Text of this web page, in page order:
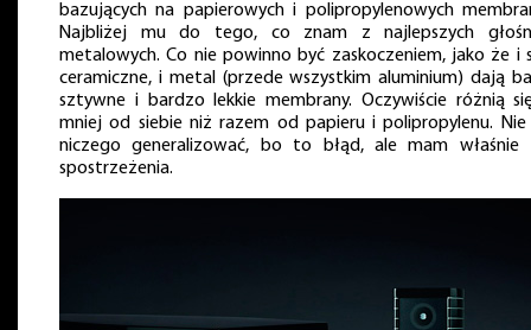
bazujących na papierowych i polipropylenowych
Najbliżej mu do tego, co znam z najlepszych
metalowych. Co nie powinno być zaskoczeniem, jako że i
ceramiczne, i metal (przede wszystkim aluminium) dają
sztywne i bardzo lekkie membrany. Oczywiście różnią
mniej od siebie niż razem od papieru i polipropylenu. Nie
niczego generalizować, bo to błąd, ale mam właśnie
spostrzeżenia.